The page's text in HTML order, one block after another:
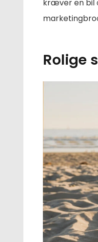
kræver en bil
Rolige